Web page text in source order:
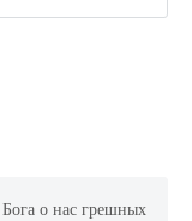
о нас грешных